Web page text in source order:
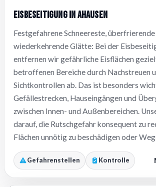
Eisbeseitigung in Ahausen
Festgefahrene Schneereste,
wiederkehrende Glätte: Bei der
entfernen wir gefährliche Eisflächen
betroffenen Bereiche durch Nachstreuen
Sichtkontrollen ab. Das ist besonders
Gefällestrecken, Hauseingängen und
zwischen Innen- und Außenbereichen.
darauf, die Rutschgefahr konsequent zu
Flächen unnötig zu beschädigen oder
Gefahrenstellen Kontrolle